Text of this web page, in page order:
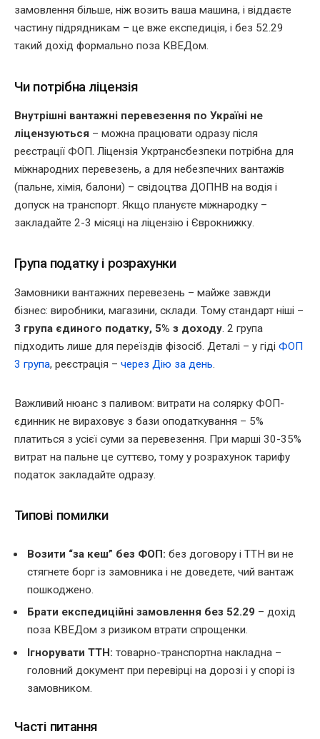
замовлення більше, ніж возить ваша машина, і віддаєте
частину підрядникам – це вже експедиція, і без 52.29
такий дохід формально поза КВЕДом.
Чи потрібна ліцензія
Внутрішні вантажні перевезення по Україні не
ліцензуються – можна працювати одразу після
реєстрації ФОП. Ліцензія Укртрансбезпеки потрібна для
міжнародних перевезень, а для небезпечних вантажів
(пальне, хімія, балони) – свідоцтва ДОПНВ на водія і
допуск на транспорт. Якщо плануєте міжнародку –
закладайте 2-3 місяці на ліцензію і Єврокнижку.
Група податку і розрахунки
Замовники вантажних перевезень – майже завжди
бізнес: виробники, магазини, склади. Тому стандарт ніші –
3 група єдиного податку, 5% з доходу . 2 група
підходить лише для переїздів фізосіб. Деталі – у гіді ФОП
3 група, реєстрація – через Дію за день
Важливий нюанс з паливом: витрати на солярку ФОП-
єдинник не вираховує з бази оподаткування – 5%
платиться з усієї суми за перевезення. При марші 30-35%
витрат на пальне це суттєво, тому у розрахунок тарифу
податок закладайте одразу.
Типові помилки
Возити “за кеш” без ФОП: без договору і ТТН ви не
стягнете борг із замовника і не доведете, чий вантаж
пошкоджено.
Брати експедиційні замовлення без 52.29 – дохід
поза КВЕДом з ризиком втрати спрощенки.
Ігнорувати ТТН: товарно-транспортна накладна –
головний документ при перевірці на дорозі і у спорі із
замовником.
Часті питання